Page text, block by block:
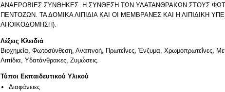
ΑΝΑΕΡΟΒΙΕΣ ΣΥΝΘΗΚΕΣ. Η ΣΥΝΘΕΣΗ ΤΩΝ ΥΔΑΤΑΝΘΡΑΚΩΝ ΣΤΟΥΣ
ΠΕΝΤΟΖΩΝ. ΤΑ ΔΟΜΙΚΑ ΛΙΠΙΔΙΑ ΚΑΙ ΟΙ ΜΕΜΒΡΑΝΕΣ ΚΑΙ Η ΛΙΠΙΔΙΚΗ
ΑΠΟΙΚΟΔΟΜΗΣΗ).
Λέξεις Κλειδιά
Βιοχημεία, Φωτοσύνθεση, Αναπνοή, Πρωτεΐνες, Ένζυμα, Χρωμοπρωτεΐνες,
Λιπίδια, Υδατάνθρακες, Ζυμώσεις.
Τύποι Εκπαιδευτικού Υλικού
Διαφάνειες